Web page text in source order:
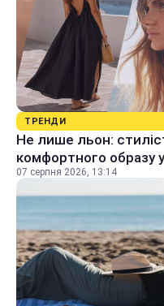
ТРЕНДИ
Не лише льон:
комфортного образу
07 серпня 2026, 13:14